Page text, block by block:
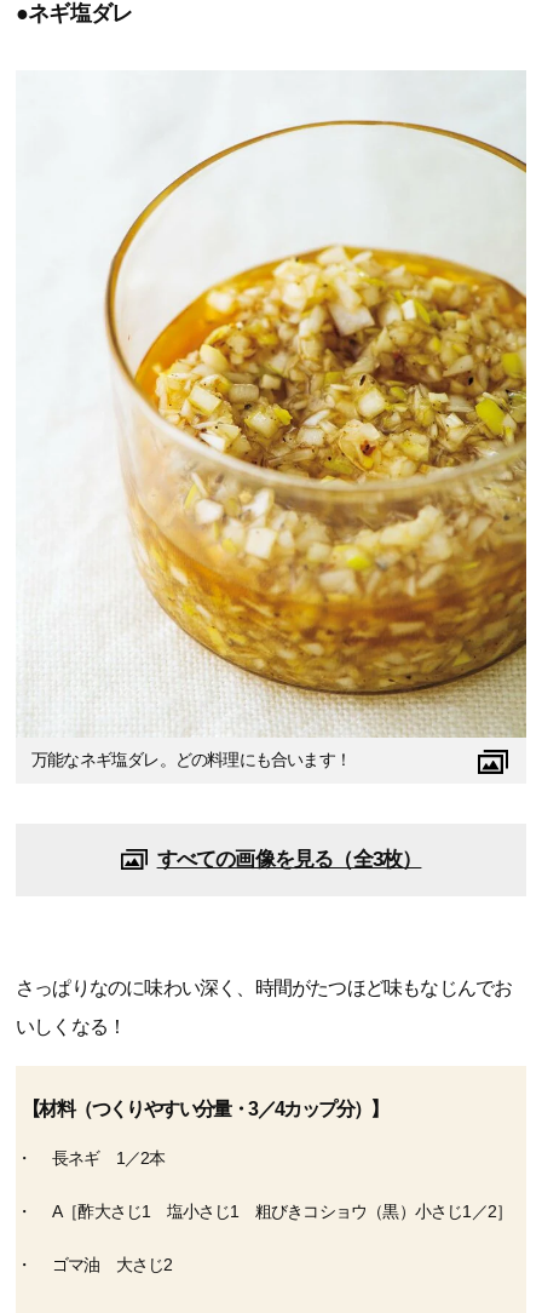
●ネギ塩ダレ
万能なネギ塩ダレ。どの料理にも合います！
すべての画像を見る（全3枚）
さっぱりなのに味わい深く、時間がたつほど味もなじんでお
いしくなる！
【材料（つくりやすい分量・3／4カップ分）】
長ネギ 1／2本
A［酢大さじ1 塩小さじ1 粗びきコショウ（黒）小さじ1／2］
ゴマ油 大さじ2